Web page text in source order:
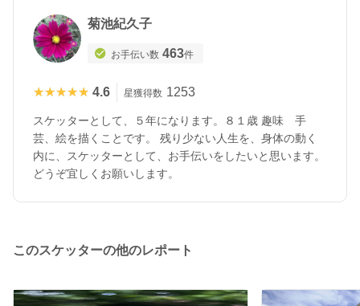
菊池紀久子
お手伝い数 463件
★★★★★
★★★★★ 4.6 星獲得数 1253
スケッターとして、５年になります。８１歳 趣味 手
芸、絵を描くことです。 残り少ない人生を、身体の動く
内に、スケッターとして、お手伝いをしたいと思います。
どうぞ宜しくお願いします。
このスケッターの他のレポート